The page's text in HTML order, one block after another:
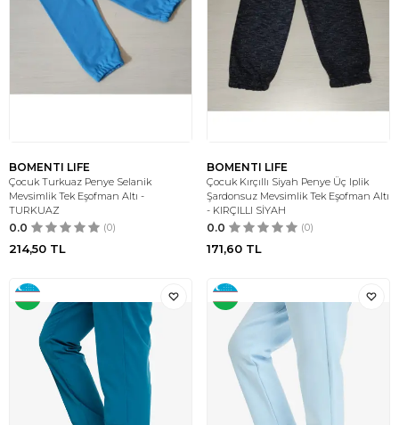
BOMENTI LIFE
Çocuk Turkuaz Penye Selanik
Mevsimlik Tek Eşofman Altı -
TURKUAZ
0.0 (0)
214,50 TL
BOMENTI LIFE
Çocuk Kırçıllı Siyah Penye Üç Iplik
Şardonsuz Mevsimlik Tek Eşofman Altı
- KIRÇILLI SİYAH
0.0 (0)
171,60 TL